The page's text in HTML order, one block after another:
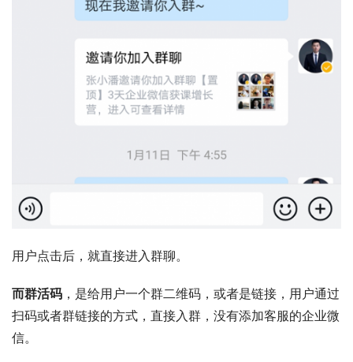
用户点击后，就直接进入群聊。
而群活码 ，是给用户一个群二维码，或者是链接，用户通过
扫码或者群链接的方式，直接入群，没有添加客服的企业微
信。